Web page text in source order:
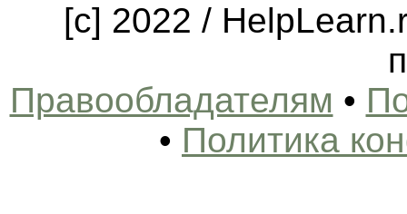
[c] 2022 /
Правообладателям •
• Политика